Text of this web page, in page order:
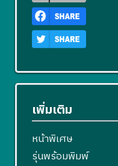
เพิ่มเติม
หน้าพิเศษ
รุ่นพร้อมพิมพ์